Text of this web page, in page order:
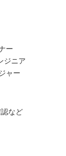
ー
ジニア
ャー
など